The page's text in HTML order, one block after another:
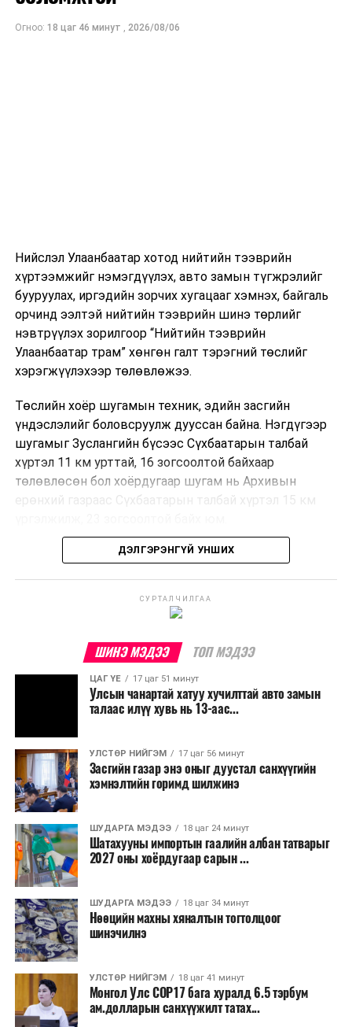
Огноо: 18 цаг 46 минут , 2026/08/06
Нийслэл Улаанбаатар хотод нийтийн тээврийн
хүртээмжийг нэмэгдүүлэх, авто замын түгжрэлийг
бууруулах, иргэдийн зорчих хугацааг хэмнэх, байгаль
орчинд ээлтэй нийтийн тээврийн шинэ төрлийг
нэвтрүүлэх зорилгоор “Нийтийн тээврийн
Улаанбаатар трам” хөнгөн галт тэрэгний төслийг
хэрэгжүүлэхээр төлөвлөжээ.
Төслийн хоёр шугамын техник, эдийн засгийн
үндэслэлийг боловсруулж дууссан байна. Нэгдүгээр
шугамыг Зуслангийн бүсээс Сүхбаатарын талбай
хүртэл 11 км урттай, 16 зогсоолтой байхаар
төлөвлөсөн бол хоёрдугаар шугам нь Архивын
ерөнхий газраас Сүхбаатарын талбай хүртэл 15 км
Төслийг бүрэн хэрэгжүүлснээр цагт 10-12 мянган
Трамвайн системийг хөгжүүлснээр нийтийн тээвэрт
суурилсан хот төлөвлөлтийг дэмжиж, шугам болон
зогсоолуудыг түшиглэсэн худалдаа, үйлчилгээ, орон
сууцны шинэ бүсүүд бий болох боломжтой. Үүний
зэрэгцээ ажлын байр нэмэгдэх, жижиг, дунд
бизнесийн үйл ажиллагаа өргөжих, үл хөдлөх
хөрөнгийн үнэ цэнэ өсөх зэрэг эдийн засгийн эерэг
үр нөлөө үзүүлнэ гэж тооцсон байна.
Трамвай нь цахилгаан эрчим хүчээр ажилладаг тул
ашиглалтын явцад агаар бохирдуулагч бодис шууд
ялгаруулахгүй. Иргэд хувийн автомашинаас их
багтаамжийн нийтийн тээвэрт шилжсэнээр замын
хөдөлгөөний ачаалал, нүүрстөрөгчийн давхар исэл
болон бусад хүлэмжийн хийн ялгарлыг бууруулах ач
холбогдолтой.
Түгжрэлээс үүдэлтэй эдийн засгийн алдагдлыг
тооцоход нэг автомашин өдөрт дунджаар 2.5 цаг
түгжрэлд саатахдаа 3.45 литр шатахууныг үр ашиггүй
зарцуулдаг байна. Ингэснээр нэг жолооч өдөрт
ДЭЛГЭРЭНГҮЙ УНШИХ
СУРТАЛЧИЛГАА
ШИНЭ МЭДЭЭ ТОП МЭДЭЭ
ЦАГ ҮЕ 17 цаг 51 минут
Улсын чанартай хатуу хучилттай авто замын
талаас илүү хувь нь 13-аас...
УЛСТӨР НИЙГЭМ 17 цаг 56 минут
Засгийн газар энэ оныг дуустал санхүүгийн
хэмнэлтийн горимд шилжинэ
ШУДАРГА МЭДЭЭ 18 цаг 24 минут
Шатахууны импортын гаалийн албан татварыг
2027 оны хоёрдугаар сарын ...
ШУДАРГА МЭДЭЭ 18 цаг 34 минут
Нөөцийн махны хяналтын тогтолцоог
шинэчилнэ
УЛСТӨР НИЙГЭМ 18 цаг 41 минут
Монгол Улс COP17 бага хуралд 6.5 тэрбум
ам.долларын санхүүжилт татах...